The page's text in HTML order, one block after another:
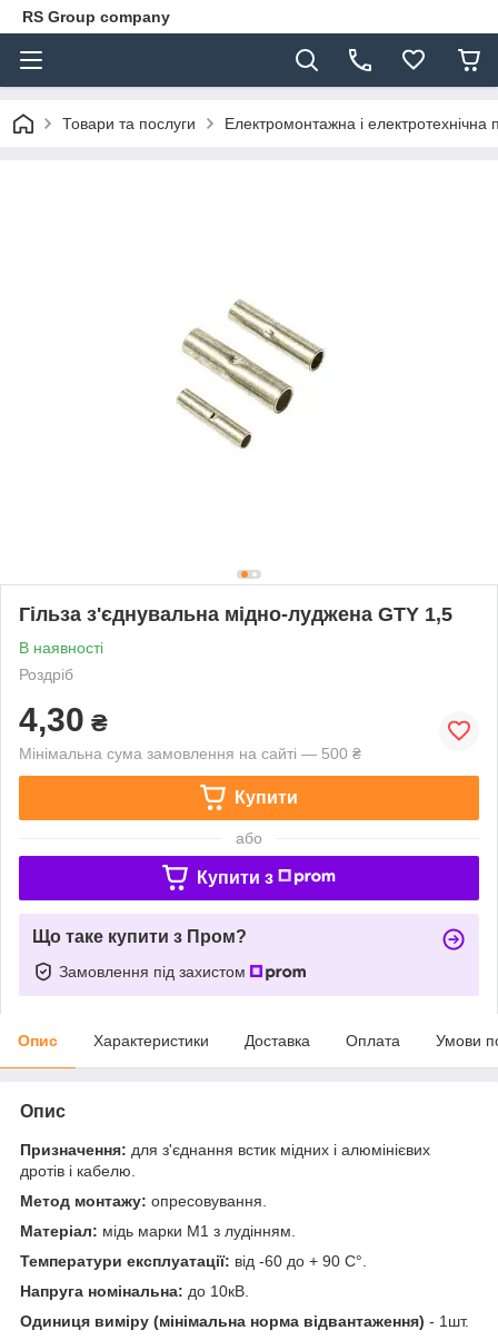
RS Group company
Товари та послуги Електромонтажна і електротехнічна
Гільза з'єднувальна мідно-луджена GTY 1,5
В наявності
Роздріб
4,30 ₴
Мінімальна сума замовлення на сайті — 500 ₴
Купити
або
Купити з
Що таке купити з Пром?
Замовлення під захистом
Опис Характеристики Доставка Оплата Умови
Опис
Призначення: для з'єднання встик мідних і алюмінієвих
дротів і кабелю.
Метод монтажу: опресовування.
Матеріал: мідь марки М1 з лудінням.
Температури експлуатації: від -60 до + 90 С°.
Напруга номінальна: до 10кВ.
Одиниця виміру (мінімальна норма відвантаження) - 1шт.